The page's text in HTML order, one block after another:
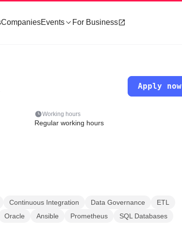
CompaniesEvents For Business
Apply now
Working hours
Regular working hours
Continuous Integration Data Governance
ETL
Oracle Ansible Prometheus
SQL Databases